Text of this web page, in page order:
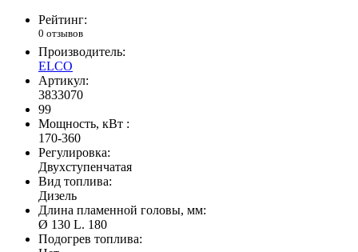
Рейтинг:
0 отзывов
Производитель:
ELCO
Артикул:
3833070
99
Мощность, кВт :
170-360
Регулировка:
Двухступенчатая
Вид топлива:
Дизель
Длина пламенной головы, мм:
Ø 130 L. 180
Подогрев топлива: